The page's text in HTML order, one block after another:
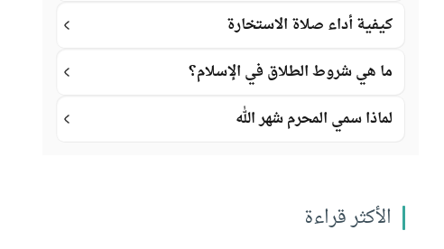
كيفية أداء صلاة الاستخارة
ما هي شروط الطلاق في الإسلام؟
لماذا سمي المحرم شهر الله
الأكثر قراءة